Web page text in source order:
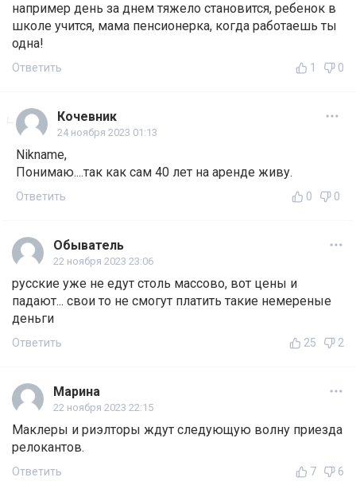
например день за днем тяжело становится, ребенок в
школе учится, мама пенсионерка, когда работаешь ты
одна!
Ответить 1 0
Кочевник
24 ноября 2023 01:13
Nikname,
Понимаю....так как сам 40 лет на аренде живу.
Ответить 0 0
Обыватель
22 ноября 2023 23:06
русские уже не едут столь массово, вот цены и
падают... свои то не смогут платить такие немереные
деньги
Ответить 25 2
Марина
22 ноября 2023 22:15
Маклеры и риэлторы ждут следующую волну приезда
релокантов.
Ответить 7 6